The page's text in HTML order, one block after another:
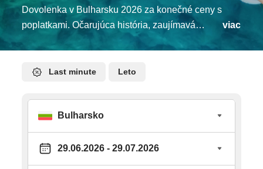
Dovolenka v Bulharsku 2026 za konečné ceny s
poplatkami. Očarujúca história, zaujímavá
slovansko-balkánska kultúra, priaznivé ceny či
Bulharsko, krajina na križovatke medzi Európou
čierneho mora a nechajte sa rozmaznávať
všetkým, čo táto krajina ponúka. Aké letovisko
si vybrať? Slnečné pobrežie je najväčším,
takmer 7 kilometrov dlhým, bulharským
viac
Last minute Leto